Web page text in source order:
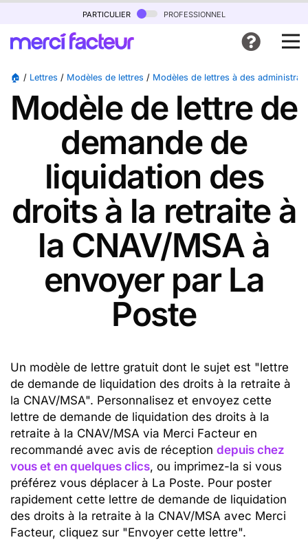
particulier professionnel
🏠 / Lettres / Modèles de lettres / Modèles de lettres à des
Modèle de lettre de
demande de
liquidation des
droits à la retraite à
la CNAV/MSA à
envoyer par La
Poste
Un modèle de lettre gratuit dont le sujet est "lettre
de demande de liquidation des droits à la retraite à
la CNAV/MSA". Personnalisez et envoyez cette
lettre de demande de liquidation des droits à la
retraite à la CNAV/MSA via Merci Facteur en
recommandé avec avis de réception depuis chez
vous et en quelques clics, ou imprimez-la si vous
préférez vous déplacer à La Poste. Pour poster
rapidement cette lettre de demande de liquidation
des droits à la retraite à la CNAV/MSA avec Merci
Facteur, cliquez sur "Envoyer cette lettre".